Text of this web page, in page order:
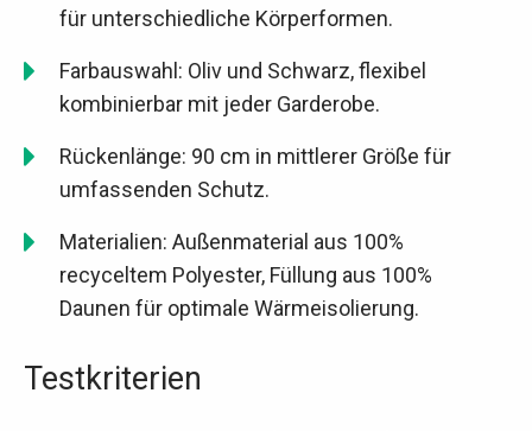
für unterschiedliche Körperformen.
Farbauswahl: Oliv und Schwarz, flexibel
kombinierbar mit jeder Garderobe.
Rückenlänge: 90 cm in mittlerer Größe für
umfassenden Schutz.
Materialien: Außenmaterial aus 100%
recyceltem Polyester, Füllung aus 100%
Daunen für optimale Wärmeisolierung.
Testkriterien